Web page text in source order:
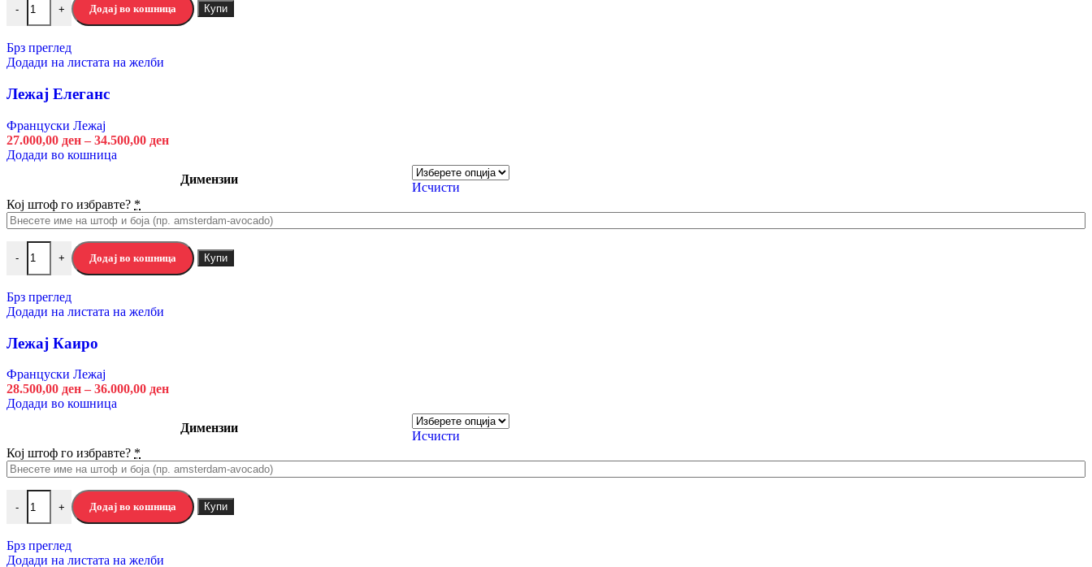
Боја
Артисан Храст
Кашмир Бело
4.580,00
Додај во кошница
Брз преглед
Додади на листата на желби
Предсобја
8.580,00 ден
Додај во кошница
Додади на листата на желби
6.200,00ден
- + Додај во кошница Купи
Брз преглед
Додади на листата на желби
Лежај Елеганс
Француски Лежај
27.000,00 ден – 34.500,00 ден
Додади во кошница
Димензии
Исчисти
Кој штоф го избравте? *
- + Додај во кошница Купи
Брз преглед
Додади на листата на желби
Лежај Каиро
Француски Лежај
28.500,00 ден – 36.000,00 ден
Додади во кошница
Димензии
Исчисти
Кој штоф го избравте? *
- + Додај во кошница Купи
Брз преглед
Додади на листата на желби